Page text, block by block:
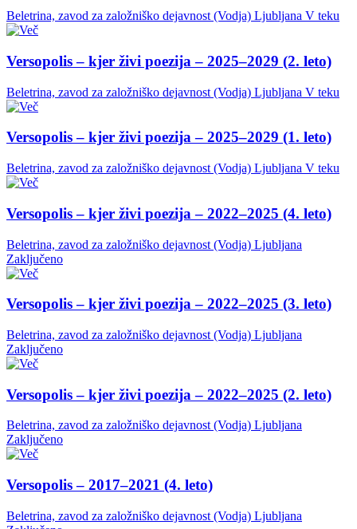
Beletrina, zavod za založniško dejavnost (Vodja) Ljubljana V teku
Versopolis – kjer živi poezija – 2025–2029 (2. leto)
Beletrina, zavod za založniško dejavnost (Vodja) Ljubljana V teku
Versopolis – kjer živi poezija – 2025–2029 (1. leto)
Beletrina, zavod za založniško dejavnost (Vodja) Ljubljana V teku
Versopolis – kjer živi poezija – 2022–2025 (4. leto)
Beletrina, zavod za založniško dejavnost (Vodja) Ljubljana
Zaključeno
Versopolis – kjer živi poezija – 2022–2025 (3. leto)
Beletrina, zavod za založniško dejavnost (Vodja) Ljubljana
Zaključeno
Versopolis – kjer živi poezija – 2022–2025 (2. leto)
Beletrina, zavod za založniško dejavnost (Vodja) Ljubljana
Zaključeno
Versopolis – 2017–2021 (4. leto)
Beletrina, zavod za založniško dejavnost (Vodja) Ljubljana